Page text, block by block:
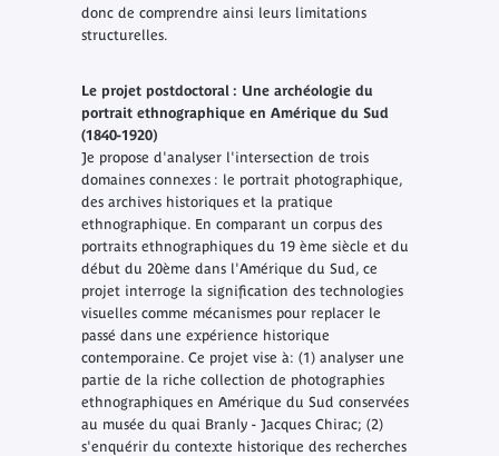
donc de comprendre ainsi leurs limitations
structurelles.
Le projet postdoctoral : Une archéologie du
portrait ethnographique en Amérique du Sud
(1840-1920)
Je propose d'analyser l'intersection de trois
domaines connexes : le portrait photographique,
des archives historiques et la pratique
ethnographique. En comparant un corpus des
portraits ethnographiques du 19 ème siècle et du
début du 20ème dans l'Amérique du Sud, ce
projet interroge la signification des technologies
visuelles comme mécanismes pour replacer le
passé dans une expérience historique
contemporaine. Ce projet vise à: (1) analyser une
partie de la riche collection de photographies
ethnographiques en Amérique du Sud conservées
au musée du quai Branly - Jacques Chirac; (2)
s'enquérir du contexte historique des recherches